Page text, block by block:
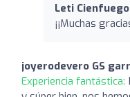
Leti
¡¡Muchas
joyerodevero GS
Experiencia fantástica: